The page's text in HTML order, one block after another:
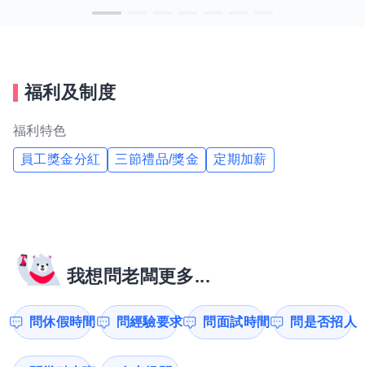
福利及制度
福利特色
員工獎金分紅 三節禮品/獎金 定期加薪
我想問老闆更多...
問休假時間 問經驗要求 問面試時間 問是否招人